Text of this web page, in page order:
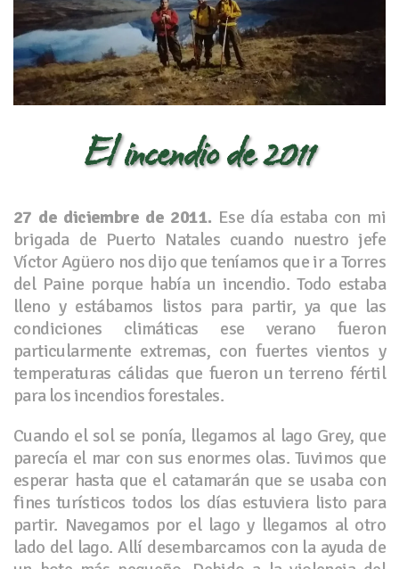
El incendio de 2011
27 de diciembre de 2011. Ese día estaba con mi
brigada de Puerto Natales cuando nuestro jefe
Víctor Agüero nos dijo que teníamos que ir a Torres
del Paine porque había un incendio. Todo estaba
lleno y estábamos listos para partir, ya que las
condiciones climáticas ese verano fueron
particularmente extremas, con fuertes vientos y
temperaturas cálidas que fueron un terreno fértil
para los incendios forestales.
Cuando el sol se ponía, llegamos al lago Grey, que
parecía el mar con sus enormes olas. Tuvimos que
esperar hasta que el catamarán que se usaba con
fines turísticos todos los días estuviera listo para
partir. Navegamos por el lago y llegamos al otro
lado del lago. Allí desembarcamos con la ayuda de